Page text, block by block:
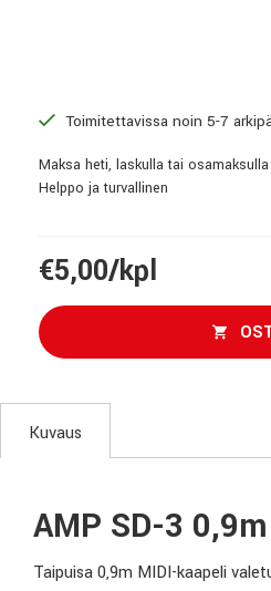
Toimitettavissa noin 5-7
Maksa heti, laskulla tai
Helppo ja turvallinen
€5,00/kpl
Kuvaus
AMP SD-3
Taipuisa 0,9m MIDI-kaapeli